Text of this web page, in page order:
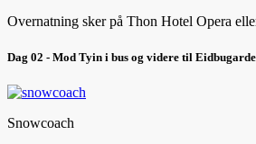
Overnatning sker på Thon Hotel Opera
Dag 02 - Mod Tyin i bus og videre til
Snowcoach